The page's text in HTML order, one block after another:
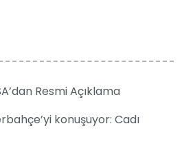
Resmi Açıklama
konuşuyor: Cadı